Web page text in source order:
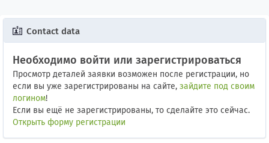
Contact data
Необходимо войти или зарегистрироваться
Просмотр деталей заявки возможен после регистрации, но
если вы уже зарегистрированы на сайте, зайдите под своим
логином!
Если вы ещё не зарегистрированы, то сделайте это сейчас.
Открыть форму регистрации